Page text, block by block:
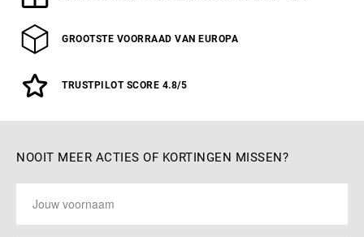
GROOTSTE VOORRAAD VAN EUROPA
TRUSTPILOT SCORE 4.8/5
NOOIT MEER ACTIES OF KORTINGEN MISSEN?